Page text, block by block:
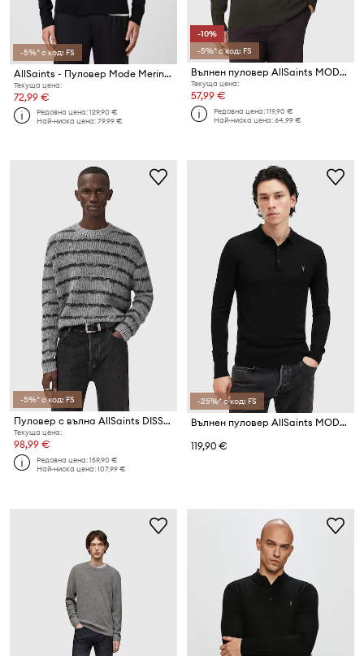
-5%* с код: FS
AllSaints - Пуловер Mode Merino Crew
Текуща цена:
72,99 €
Редовна цена:129,90 €
Най-ниска цена:79,99 €
-10%
-5%* с код: FS
Вълнен пуловер AllSaints MODE MERINO
Текуща цена:
57,99 €
Редовна цена:119,90 €
Най-ниска цена:64,99 €
-5%* с код: FS
Пуловер с вълна AllSaints DISSOLVED
Текуща цена:
98,99 €
Редовна цена:159,90 €
Най-ниска цена:107,99 €
-25%* с код: FS
Вълнен пуловер AllSaints MODE MERINO
119,90 €